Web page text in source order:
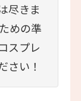
尽きま
めの準
スプレ
さい！